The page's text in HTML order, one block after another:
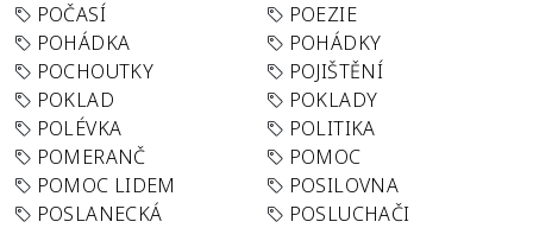
POČASÍ
POEZIE
POHÁDKA
POHÁDKY
POCHOUTKY
POJIŠTĚNÍ
POKLAD
POKLADY
POLÉVKA
POLITIKA
POMERANČ
POMOC
POMOC LIDEM
POSILOVNA
POSLANECKÁ
POSLUCHAČI